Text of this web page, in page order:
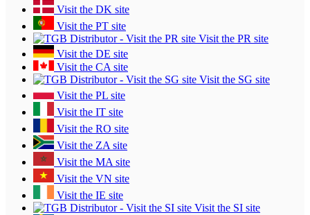
Visit the DK site
Visit the PT site
Visit the PR site
Visit the DE site
Visit the CA site
Visit the SG site
Visit the PL site
Visit the IT site
Visit the RO site
Visit the ZA site
Visit the MA site
Visit the VN site
Visit the IE site
Visit the SI site